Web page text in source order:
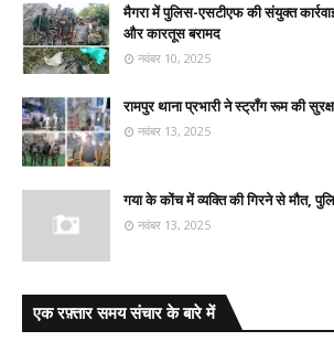
मैगरा में पुलिस-एसटीएफ की संयुक्त
और कारतूस बरामद
नवंबर 10, 2025
रामपुर थाना प्रभारी ने स्ट्रॉंग रूम की
नवंबर 13, 2025
गया के कोंच में व्यक्ति की गिरने से मौत,
नवंबर 13, 2025
एक रफ़्तार समय संचार के बारे में